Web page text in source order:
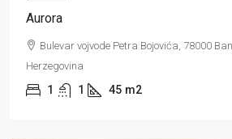
Aurora
Bulevar vojvode Petra Bojovića, 78000
Herzegovina
1 1 45 m2